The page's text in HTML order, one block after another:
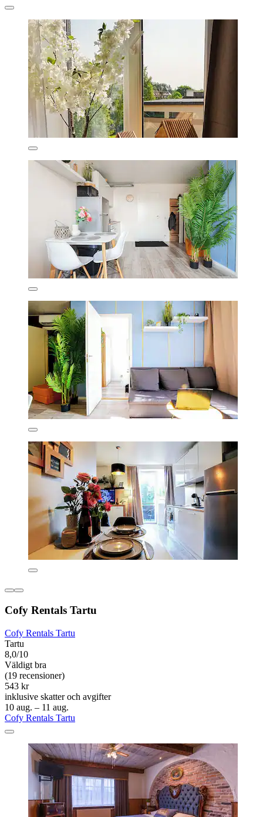
Cofy Rentals Tartu
Cofy Rentals Tartu
Tartu
8,0/10
Väldigt bra
(19 recensioner)
543 kr
inklusive skatter och avgifter
10 aug. – 11 aug.
Cofy Rentals Tartu